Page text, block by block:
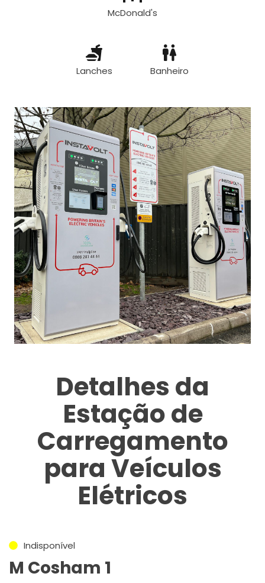
McDonald's
Lanches Banheiro
Detalhes da
Estação de
Carregamento
para Veículos
Elétricos
Indisponível
M Cosham 1